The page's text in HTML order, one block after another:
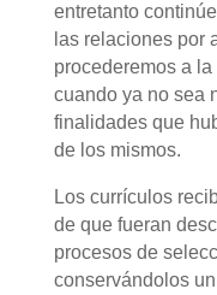
entretanto
las relaciones por
procederemos a
cuando ya no sea
finalidades que
de los mismos.
Los currículos
de que fueran
procesos de
conservándolos